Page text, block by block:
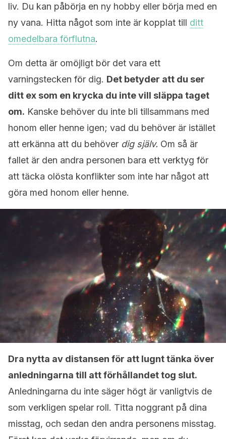
liv. Du kan påbörja en ny hobby eller börja med en
ny vana. Hitta något som inte är kopplat till ditt
omedelbara förflutna.
Om detta är omöjligt bör det vara ett
varningstecken för dig. Det betyder att du ser
ditt ex som en krycka du inte vill släppa taget
om. Kanske behöver du inte bli tillsammans med
honom eller henne igen; vad du behöver är istället
att erkänna att du behöver dig själv. Om så är
fallet är den andra personen bara ett verktyg för
att täcka olösta konflikter som inte har något att
göra med honom eller henne.
Dra nytta av distansen för att lugnt tänka över
anledningarna till att förhållandet tog slut.
Anledningarna du inte säger högt är vanligtvis de
som verkligen spelar roll. Titta noggrant på dina
misstag, och sedan den andra personens misstag.